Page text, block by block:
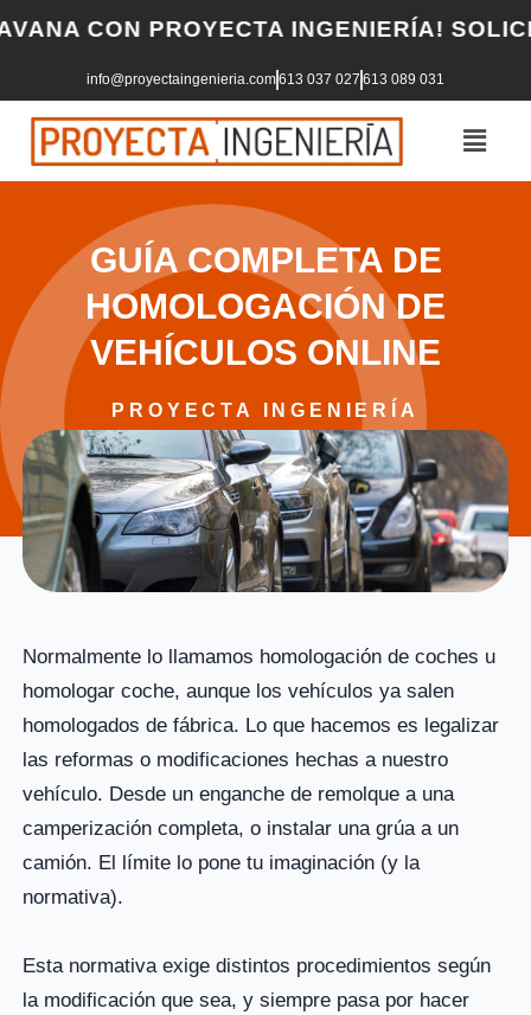
Skip
CON PROYECTA INGENIERÍA!
info@proyectaingenieria.com613 037 027 613 089 031
GUÍA COMPLETA DE
HOMOLOGACIÓN DE
VEHÍCULOS ONLINE
PROYECTA INGENIERÍA
Normalmente lo llamamos homologación de coches u
homologar coche, aunque los vehículos ya salen
homologados de fábrica. Lo que hacemos es legalizar
las reformas o modificaciones hechas a nuestro
vehículo. Desde un enganche de remolque a una
camperización completa, o instalar una grúa a un
camión. El límite lo pone tu imaginación (y la
normativa).
Esta normativa exige distintos procedimientos según
la modificación que sea, y siempre pasa por hacer